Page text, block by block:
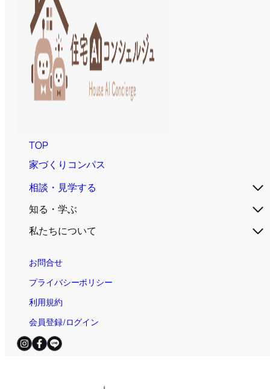
TOP
家づくりコンパス
相談・見学する
知る・学ぶ
私たちについて
お問合せ
プライバシーポリシー
利用規約
会員登録/ログイン